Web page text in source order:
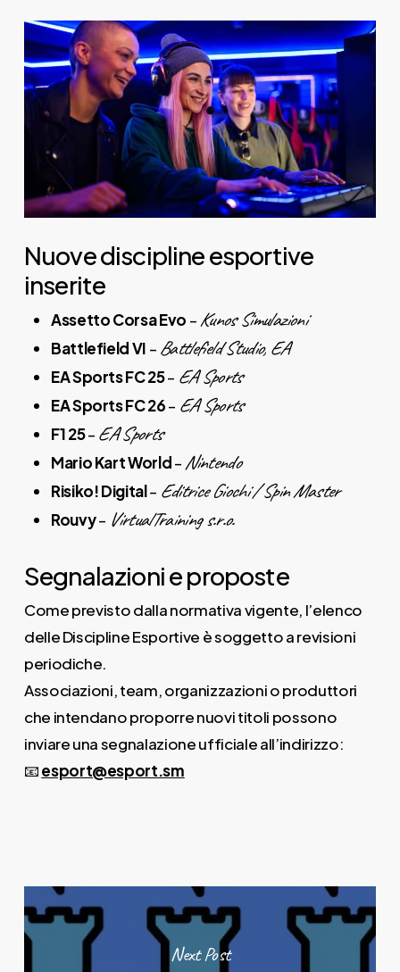
Nuove discipline esportive
inserite
Assetto Corsa Evo –Kunos Simulazioni
Battlefield VI – Battlefield Studio, EA
EA Sports FC 25– EA Sports
EA Sports FC 26– EA Sports
F1 25– EA Sports
Mario Kart World–Nintendo
Risiko! Digital– Editrice Giochi / Spin Master
Rouvy– VirtualTraining s.r.o.
Segnalazioni e proposte
Come previsto dalla normativa vigente, l’elenco
delle Discipline Esportive è soggetto a revisioni
periodiche.
Associazioni, team, organizzazioni o produttori
che intendano proporre nuovi titoli possono
inviare una segnalazione ufficiale all’indirizzo:
📧esport@esport.sm
Next Post